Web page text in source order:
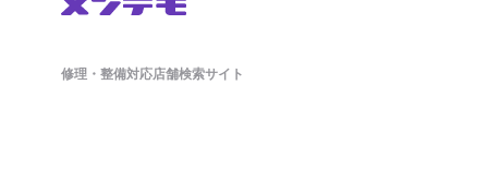
修理・整備対応店舗検索サイト